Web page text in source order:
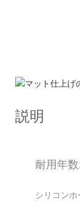
説明
耐用年
シリコン